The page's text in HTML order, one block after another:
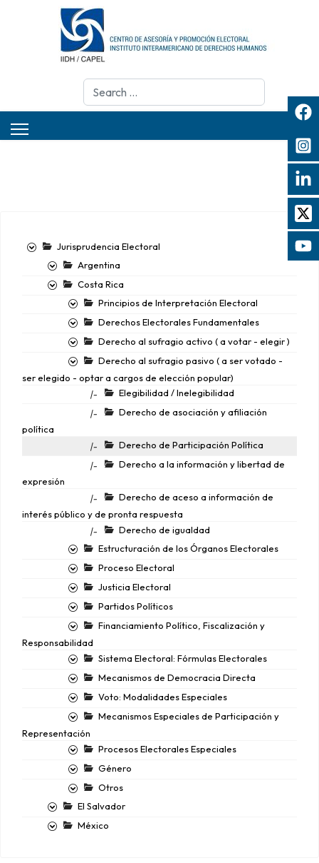
Search
Jurisprudencia Electoral
Argentina
Costa Rica
Principios de Interpretación Electoral
Derechos Electorales Fundamentales
Derecho al sufragio activo ( a votar - elegir )
Derecho al sufragio pasivo ( a ser votado -
ser elegido - optar a cargos de elección popular)
|-
Elegibilidad / Inelegibilidad
|-
Derecho de asociación y afiliación
política
|-
Derecho de Participación Política
|-
Derecho a la información y libertad de
expresión
|-
Derecho de aceso a información de
interés público y de pronta respuesta
|-
Derecho de igualdad
Estructuración de los Órganos Electorales
Proceso Electoral
Justicia Electoral
Partidos Políticos
Financiamiento Político, Fiscalización y
Responsabilidad
Sistema Electoral: Fórmulas Electorales
Mecanismos de Democracia Directa
Voto: Modalidades Especiales
Mecanismos Especiales de Participación y
Representación
Procesos Electorales Especiales
Género
Otros
El Salvador
México